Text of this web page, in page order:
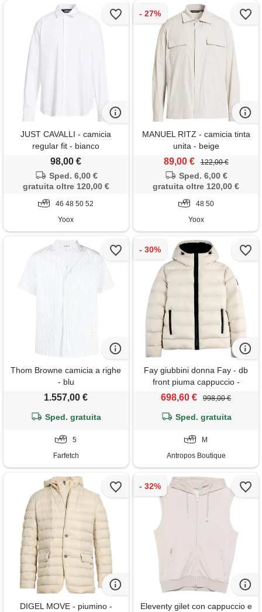
JUST CAVALLI - camicia
regular fit - bianco
98,00 €
Sped. 6,00 €
gratuita oltre 120,00 €
46 48 50 52
Yoox
MANUEL RITZ - camicia tinta
unita - beige
89,00 € 122,00 €
Sped. 6,00 €
gratuita oltre 120,00 €
48 50
Yoox
Thom Browne camicia a righe
- blu
1.557,00 €
Sped. gratuita
5
Farfetch
Fay giubbini donna Fay - db
front piuma cappuccio -
bianco
698,60 € 998,00 €
Sped. gratuita
M
Antropos Boutique
DIGEL MOVE - piumino -
Eleventy gilet con cappuccio e